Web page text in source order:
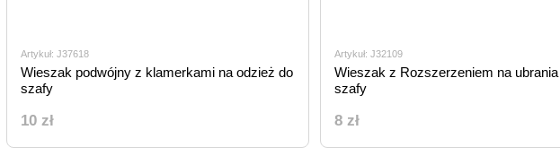
Artykuł: J37618
Wieszak podwójny z klamerkami na odzież do
szafy
10 zł
Artykuł: J32109
Wieszak z Rozszerzeniem na ubrania
szafy
8 zł